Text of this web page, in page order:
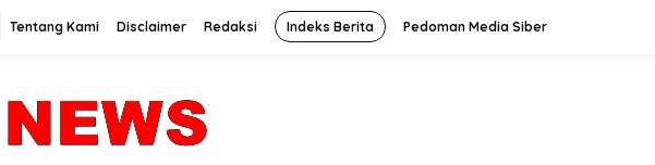
Tentang Kami Disclaimer Redaksi Indeks Berita Pedoman Media Siber